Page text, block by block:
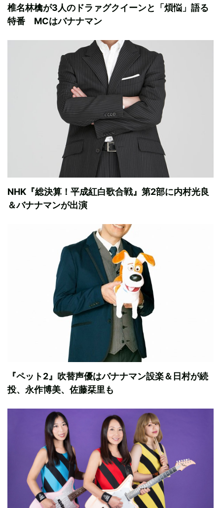
椎名林檎が3人のドラァグクイーンと「煩悩」語る
特番 MCはバナナマン
NHK『総決算！平成紅白歌合戦』第2部に内村光良
＆バナナマンが出演
『ペット2』吹替声優はバナナマン設楽＆日村が続
投、永作博美、佐藤栞里も